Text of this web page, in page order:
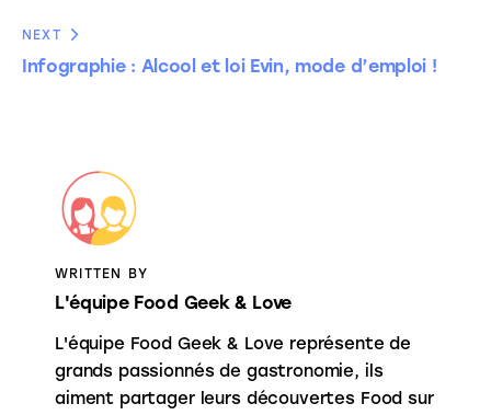
NEXT
Infographie : Alcool et loi Evin, mode d’emploi !
WRITTEN BY
L'équipe Food Geek & Love
L'équipe Food Geek & Love représente de
grands passionnés de gastronomie, ils
aiment partager leurs découvertes Food sur